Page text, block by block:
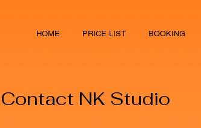
HOME PRICE LIST BOOKING
Contact NK Studio